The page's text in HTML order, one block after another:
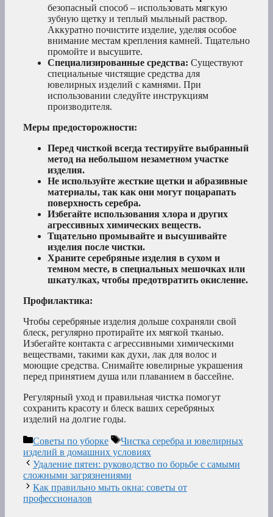
безопасный способ – использовать мягкую
зубную щетку и теплый мыльный раствор.
Аккуратно почистите изделие, уделяя особое
внимание местам крепления камней. Тщательно
промойте и высушите.
Специализированные средства: Существуют
специальные чистящие средства для
ювелирных изделий с камнями. При
использовании следуйте инструкциям
производителя.
Меры предосторожности:
Перед чисткой всегда тестируйте выбранный
метод на небольшом незаметном участке
изделия.
Не используйте жесткие щетки и абразивные
материалы, так как они могут поцарапать
поверхность серебра.
Избегайте использования хлора и других
агрессивных химических веществ.
Тщательно промывайте и высушивайте
изделия после чистки.
Храните серебряные изделия в сухом и
темном месте, в специальных мешочках или
шкатулках, чтобы предотвратить окисление.
Профилактика:
Чтобы серебряные изделия дольше сохраняли свой
блеск, регулярно протирайте их мягкой тканью.
Избегайте контакта с агрессивными химическими
веществами, такими как духи, лак для волос и
моющие средства. Снимайте ювелирные украшения
перед принятием душа или плаванием в бассейне.
Регулярный уход и правильная чистка помогут
сохранить красоту и блеск ваших серебряных
изделий на долгие годы.
Рубрики
Советы по уборке Метки
Чистка серебра и ювелирных
изделий в домашних условиях
Удаление пятен: руководство по борьбе с самыми
сложными загрязнениями
Как правильно мыть окна: советы от
профессионалов